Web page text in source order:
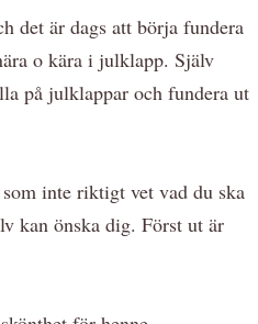
det är dags att börja fundera
o kära i julklapp. Själv
på julklappar och fundera ut
inte riktigt vet vad du ska
kan önska dig. Först ut är